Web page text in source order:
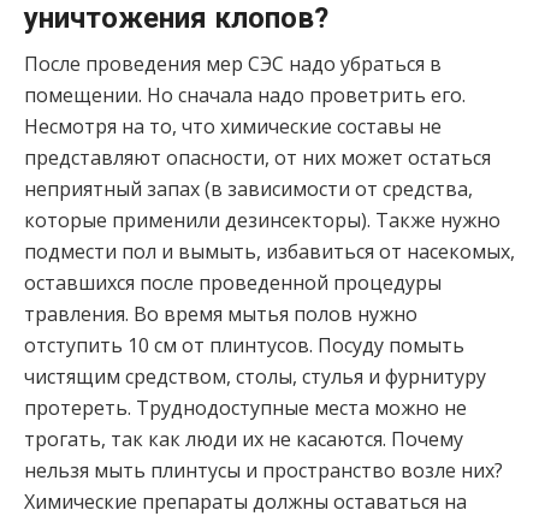
уничтожения клопов?
После проведения мер СЭС надо убраться в
помещении. Но сначала надо проветрить его.
Несмотря на то, что химические составы не
представляют опасности, от них может остаться
неприятный запах (в зависимости от средства,
которые применили дезинсекторы). Также нужно
подмести пол и вымыть, избавиться от насекомых,
оставшихся после проведенной процедуры
травления. Во время мытья полов нужно
отступить 10 см от плинтусов. Посуду помыть
чистящим средством, столы, стулья и фурнитуру
протереть. Труднодоступные места можно не
трогать, так как люди их не касаются. Почему
нельзя мыть плинтусы и пространство возле них?
Химические препараты должны оставаться на